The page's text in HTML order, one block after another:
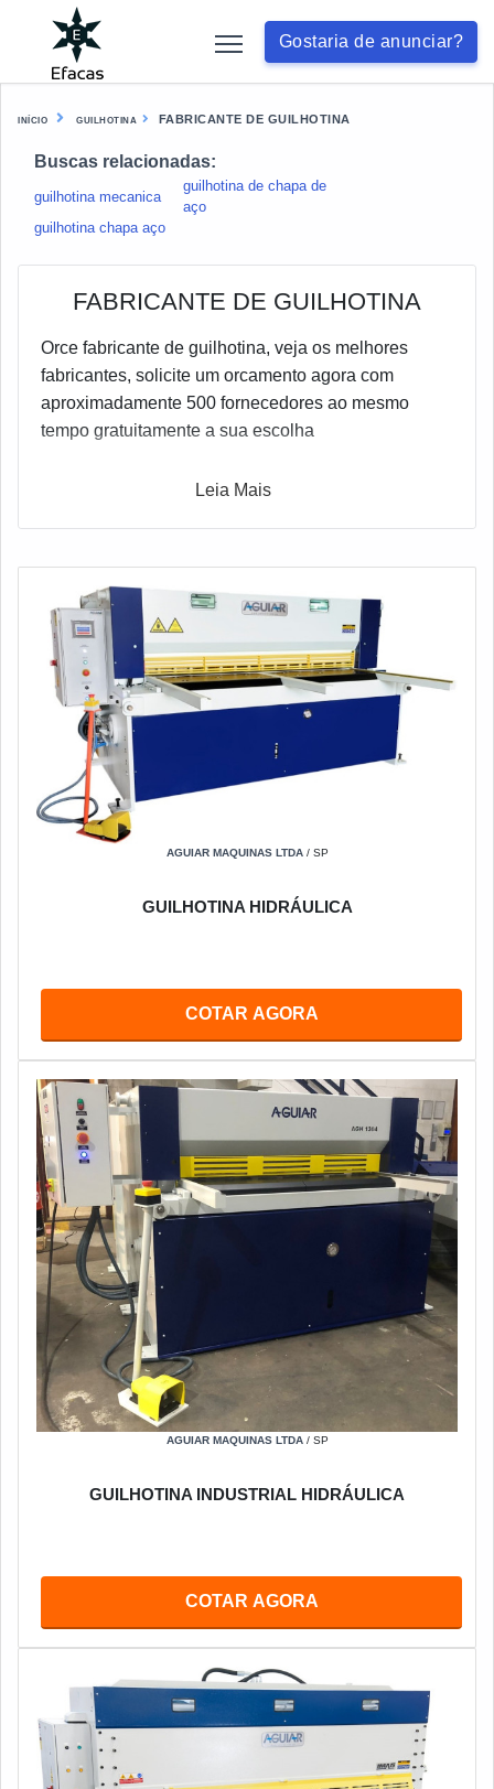
Gostaria de anunciar?
INÍCIO GUILHOTINA FABRICANTE DE GUILHOTINA
Buscas relacionadas:
guilhotina mecanica
guilhotina de chapa de
aço
guilhotina chapa aço
FABRICANTE DE GUILHOTINA
Orce fabricante de guilhotina, veja os melhores
fabricantes, solicite um orcamento agora com
aproximadamente 500 fornecedores ao mesmo
tempo gratuitamente a sua escolha
Leia Mais
AGUIAR MAQUINAS LTDA/ SP
GUILHOTINA HIDRÁULICA
COTAR AGORA
AGUIAR MAQUINAS LTDA/ SP
GUILHOTINA INDUSTRIAL HIDRÁULICA
COTAR AGORA